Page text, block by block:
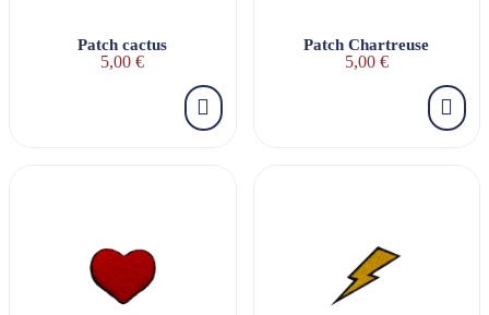
Patch cactus
5,00 €
Patch Chartreuse
5,00 €